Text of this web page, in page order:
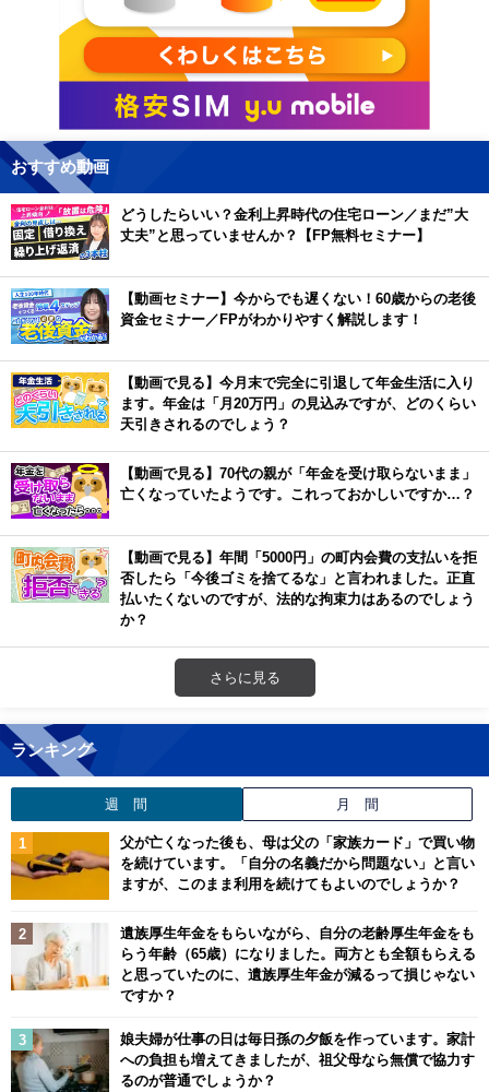
おすすめ動画
どうしたらいい？金利上昇時代の住宅ローン／まだ”大
丈夫”と思っていませんか？【FP無料セミナー】
【動画セミナー】今からでも遅くない！60歳からの老後
資金セミナー／FPがわかりやすく解説します！
【動画で見る】今月末で完全に引退して年金生活に入り
ます。年金は「月20万円」の見込みですが、どのくらい
天引きされるのでしょう？
【動画で見る】70代の親が「年金を受け取らないまま」
亡くなっていたようです。これっておかしいですか…？
【動画で見る】年間「5000円」の町内会費の支払いを拒
否したら「今後ゴミを捨てるな」と言われました。正直
払いたくないのですが、法的な拘束力はあるのでしょう
か？
さらに見る
ランキング
週 間 月 間
父が亡くなった後も、母は父の「家族カード」で買い物
を続けています。「自分の名義だから問題ない」と言い
ますが、このまま利用を続けてもよいのでしょうか？
遺族厚生年金をもらいながら、自分の老齢厚生年金をも
らう年齢（65歳）になりました。両方とも全額もらえる
と思っていたのに、遺族厚生年金が減るって損じゃない
ですか？
娘夫婦が仕事の日は毎日孫の夕飯を作っています。家計
への負担も増えてきましたが、祖父母なら無償で協力す
るのが普通でしょうか？